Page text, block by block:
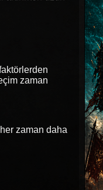
zaman
zaman daha